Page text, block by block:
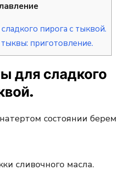
пирога с тыквой.
приготовление.
для сладкого
состоянии берем
сливочного масла.